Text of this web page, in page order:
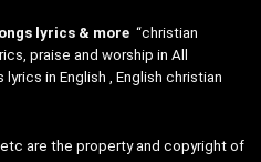
lyrics & more “christian
praise and worship in All
in English , English christian
are the property and copyright of